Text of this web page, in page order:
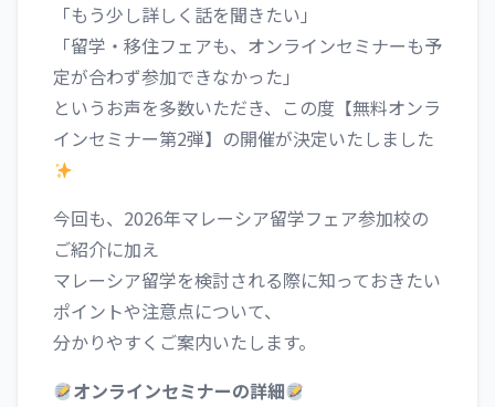
「もう少し詳しく話を聞きたい」
「留学・移住フェアも、オンラインセミナーも予
定が合わず参加できなかった」
というお声を多数いただき、この度【無料オンラ
インセミナー第2弾】の開催が決定いたしました
今回も、2026年マレーシア留学フェア参加校の
ご紹介に加え
マレーシア留学を検討される際に知っておきたい
ポイントや注意点について、
分かりやすくご案内いたします。
オンラインセミナーの詳細